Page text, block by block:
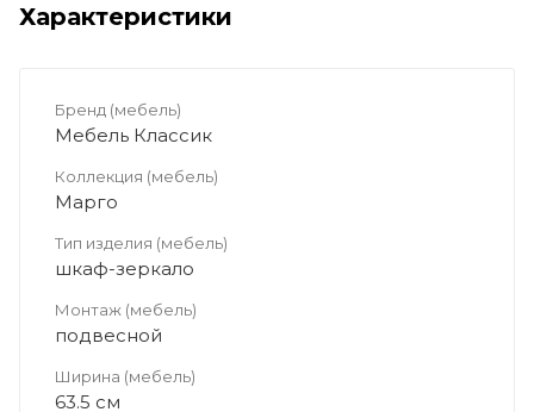
Характеристики
Бренд (мебель)
Мебель Классик
Коллекция (мебель)
Марго
Тип изделия (мебель)
шкаф-зеркало
Монтаж (мебель)
подвесной
Ширина (мебель)
63.5 см